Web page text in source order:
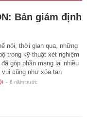
Bản giám định
nói, thời gian qua, những
trong kỹ thuật xét nghiệm
đã góp phần mang lại nhiều
vui cũng như xóa tan
- 6 năm trước